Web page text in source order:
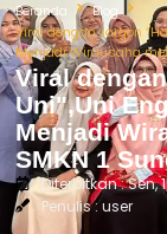
Beranda
Blog
Viral dengan Jargon
Menjadi Wirausaha
Viral
Uni",Uni
Menjadi
SMKN 1
Diterbitkan : Sen,
Penulis : user